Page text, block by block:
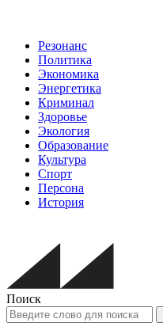
Резонанс
Политика
Экономика
Энергетика
Криминал
Здоровье
Экология
Образование
Культура
Спорт
Персона
История
Поиск